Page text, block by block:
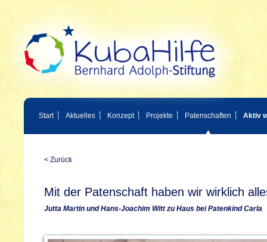
Start Aktuelles Konzept Projekte Patenschaften Aktiv
< Zurück
Mit der Patenschaft haben wir wirklich
Jutta Martin und Hans-Joachim Witt zu Haus bei Patenkind Carla